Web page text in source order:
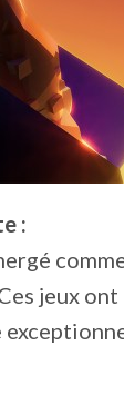
:
jeux